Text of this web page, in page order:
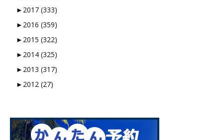
► 2017 (333)
► 2016 (359)
► 2015 (322)
► 2014 (325)
► 2013 (317)
► 2012 (27)